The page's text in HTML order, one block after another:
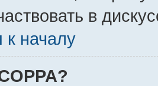
в
к началу